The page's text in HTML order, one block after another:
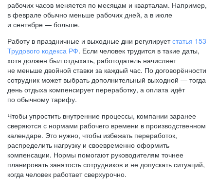
рабочих часов меняется по месяцам и кварталам. Например,
в феврале обычно меньше рабочих дней, а в июле
и сентябре — больше.
Работу в праздничные и выходные дни регулируетстатья 153
Трудового кодекса РФ. Если человек трудится в такие даты,
хотя должен был отдыхать, работодатель начисляет
не меньше двойной ставки за каждый час. По договорённости
сотрудник может выбрать дополнительный выходной — тогда
день отдыха компенсирует переработку, а оплата идёт
по обычному тарифу.
Чтобы упростить внутренние процессы, компании заранее
сверяются с нормами рабочего времени в производственном
календаре. Это нужно, чтобы избежать переработок,
распределить нагрузку и своевременно оформить
компенсации. Нормы помогают руководителям точнее
планировать занятость сотрудников и не допускать ситуаций,
когда человек работает сверхурочно.